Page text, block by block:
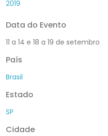
2019
Data do Evento
11 a 14 e 18 a 19 de setembro
País
Brasil
Estado
SP
Cidade